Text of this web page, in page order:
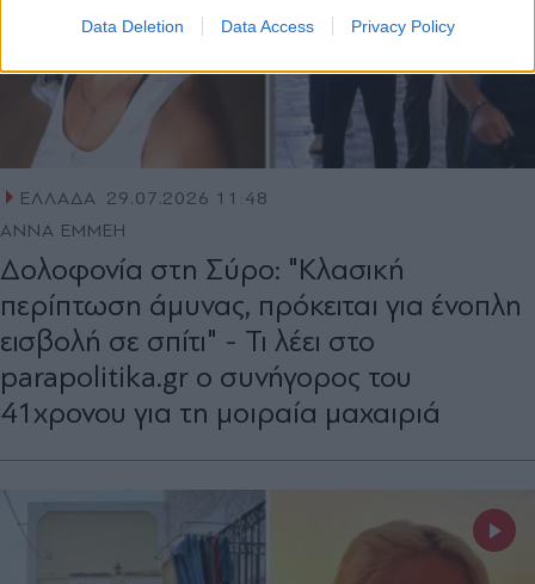
Data Deletion Data Access Privacy Policy
ΕΛΛΑΔΑ 29.07.2026 11:48
ΑΝΝΑ ΕΜΜΕΗ
Δολοφονία στη Σύρο: "Κλασική
περίπτωση άμυνας, πρόκειται για ένοπλη
εισβολή σε σπίτι" - Τι λέει στο
parapolitika.gr ο συνήγορος του
41χρονου για τη μοιραία μαχαιριά